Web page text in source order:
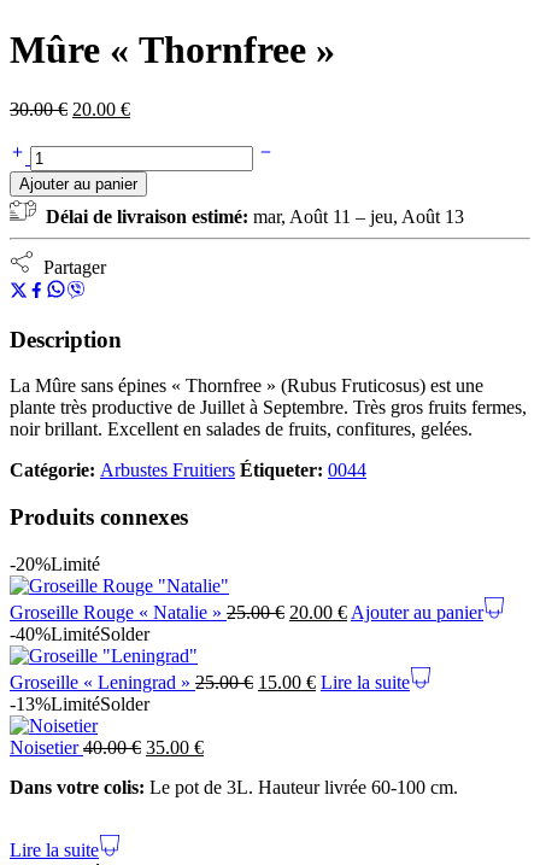
Mûre « Thornfree »
30.00€ 20.00 €
Ajouter au panier
Délai de livraison estimé: mar, Août 11 – jeu, Août 13
Partager
Description
La Mûre sans épines « Thornfree » (Rubus Fruticosus) est une
plante très productive de Juillet à Septembre. Très gros fruits fermes,
noir brillant. Excellent en salades de fruits, confitures, gelées.
Catégorie: Arbustes Fruitiers Étiqueter: 0044
Produits connexes
-20%Limité
Groseille Rouge « Natalie » 25.00€ 20.00 € Ajouter au panier
-40%LimitéSolder
Groseille « Leningrad » 25.00€ 15.00 € Lire la suite
-13%LimitéSolder
Noisetier40.00€ 35.00 €
Dans votre colis: Le pot de 3L. Hauteur livrée 60-100 cm.
Lire la suite